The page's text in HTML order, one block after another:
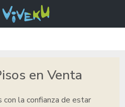
en Venta
con la confianza de estar